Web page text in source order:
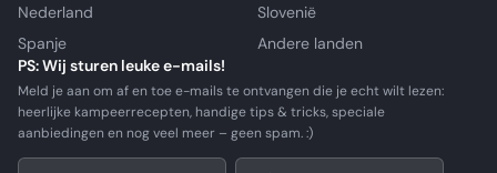
Nederland
Slovenië
Spanje
Andere landen
PS: Wij sturen leuke e-mails!
Meld je aan om af en toe e-mails te ontvangen die je echt wilt lezen:
heerlijke kampeerrecepten, handige tips & tricks, speciale
aanbiedingen en nog veel meer – geen spam. :)